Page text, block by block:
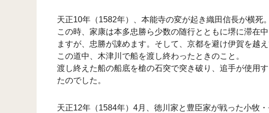
天正10年（1582年）、本能寺の変が起き織田信長が横死。
この時、家康は本多忠勝ら少数の随行とともに堺に滞在
ますが、忠勝が諌めます。そして、京都を避け伊賀を越
この道中、木津川で船を渡し終わったときのこと。
渡し終えた船の船底を槍の石突で突き破り、追手が使用
たのでした。
天正12年（1584年）4月、徳川家と豊臣家が戦った小牧